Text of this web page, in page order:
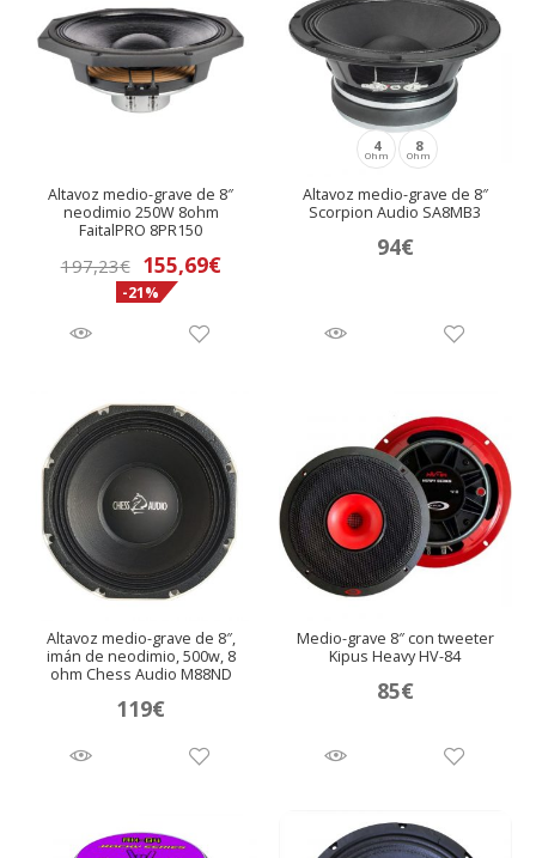
Altavoz medio-grave de 8″
neodimio 250W 8ohm
FaitalPRO 8PR150
197,23€ El
precio
original
197,23€.
155,69€El
-21%
4
Ohm
8
Ohm
Altavoz medio-grave de 8″
Scorpion Audio SA8MB3
94€
Altavoz medio-grave de 8″,
imán de neodimio, 500w, 8
ohm Chess Audio M88ND
119€
Medio-grave 8″ con tweeter
Kipus Heavy HV-84
85€